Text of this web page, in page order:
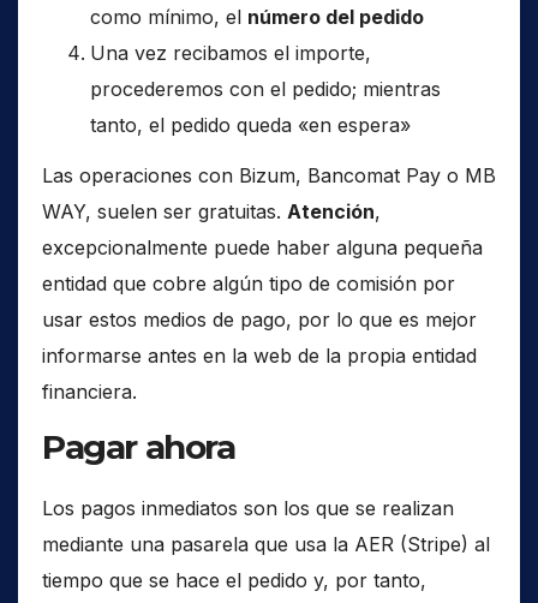
como mínimo, el número del pedido
Una vez recibamos el importe,
procederemos con el pedido; mientras
tanto, el pedido queda «en espera»
Las operaciones con Bizum, Bancomat Pay o MB
WAY, suelen ser gratuitas. Atención,
excepcionalmente puede haber alguna pequeña
entidad que cobre algún tipo de comisión por
usar estos medios de pago, por lo que es mejor
informarse antes en la web de la propia entidad
financiera.
Pagar ahora
Los pagos inmediatos son los que se realizan
mediante una pasarela que usa la AER (Stripe) al
tiempo que se hace el pedido y, por tanto,